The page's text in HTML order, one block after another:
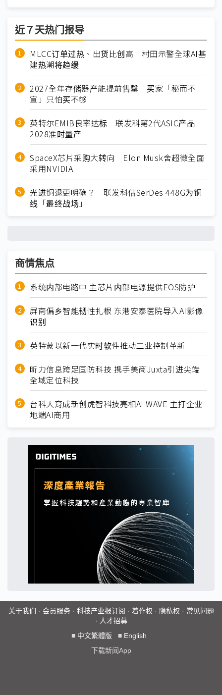
近７天热门报导
MLCC订单过热、出货比创高 村田示警全球AI基
建热潮将趋缓
2027全年存储器产能提前售罄 买家「秘而不
宣」只怕买不够
英特尔EMIB良率达标 联发科第2代ASIC产品
2028准时量产
SpaceX芯片采购大转向 Elon Musk舍超微全面
采用NVIDIA
光进铜退更明确？ 联发科估SerDes 448G为铜
线「最终战场」
商情焦点
系统内部电路中 主芯片内部电源提供EOS防护
屏南偏乡智能韧性扎根 东港安泰医院导入AI影像
识别
英特蒙以新一代实时软件推动工业控制革新
昕力信息跨足国防科技 携手美商Juxta引进尖端
全域定位科技
台科大育成新创虎智科技亮相AI WAVE 主打企业
地端AI商用
关于我们 · 会员服务· 科技产业报订阅 · 着作权 · 隐私权 · 常见问题
· 人才招募
■ 中文繁體版 ■ English
下载新闻App